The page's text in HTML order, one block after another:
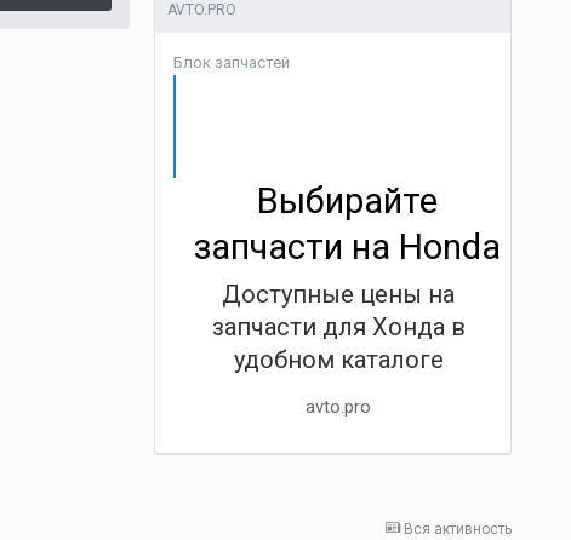
AVTO.PRO
Блок запчастей
Выбирайте
запчасти на Honda
Доступные цены на
запчасти для Хонда в
удобном каталоге
avto.pro
Вся активность